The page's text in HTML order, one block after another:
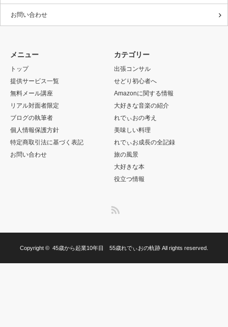
お問い合わせ
メニュー
トップ
提供サービス一覧
無料メール講座
リアル対面者限定
ブログの執筆者
個人情報保護方針
特定商取引法に基づく表記
お問い合わせ
カテゴリー
出張コンサル
せどり初心者へ
Amazonに関する情報
大好きな音楽の紹介
れでぃおの考え
美味しい料理
れでぃお成長の全記録
旅の風景
大好きな本
役立つ情報
Copyright © 45歳から起業10年目 55歳れでぃおの軌跡 All rights reserved.